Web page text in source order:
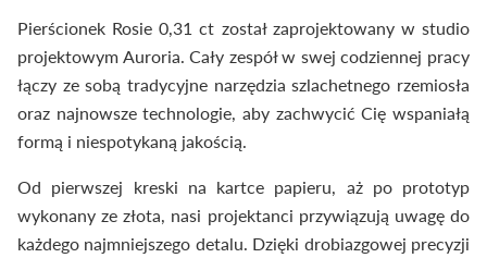
Pierścionek Rosie 0,31 ct został zaprojektowany w studio
projektowym Auroria. Cały zespół w swej codziennej pracy
łączy ze sobą tradycyjne narzędzia szlachetnego rzemiosła
oraz najnowsze technologie, aby zachwycić Cię wspaniałą
formą i niespotykaną jakością.
Od pierwszej kreski na kartce papieru, aż po prototyp
wykonany ze złota, nasi projektanci przywiązują uwagę do
każdego najmniejszego detalu. Dzięki drobiazgowej precyzji